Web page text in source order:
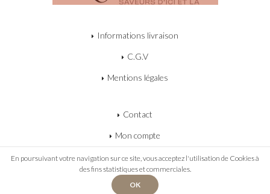
Informations livraison
C.G.V
Mentions légales
Contact
Mon compte
Mon panier
En poursuivant votre navigation sur ce site, vous acceptez l'utilisation de Cookies à
des fins statistiques et commerciales.
OK